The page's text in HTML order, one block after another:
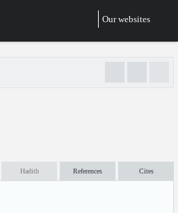
Our websites
Hadith References Cites